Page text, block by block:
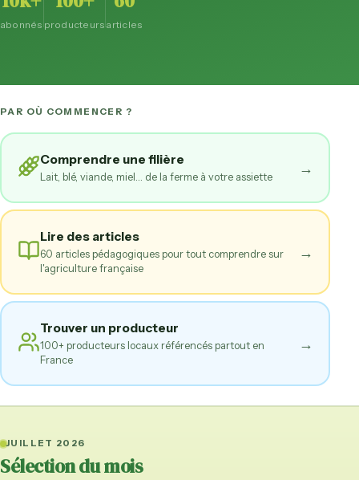
abonnésproducteursarticles
PAR OÙ COMMENCER ?
Comprendre une filière
Lait, blé, viande, miel… de la ferme à votre assiette
→
Lire des articles
60 articles pédagogiques pour tout comprendre sur
l'agriculture française
→
Trouver un producteur
100+ producteurs locaux référencés partout en
France
→
JUILLET 2026
Sélection du mois